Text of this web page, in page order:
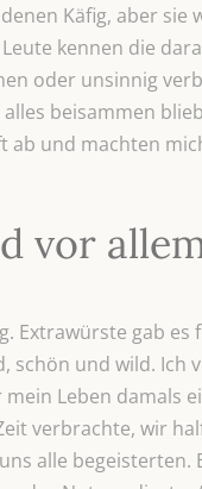
Käfig, aber sie
kennen die
oder unsinnig
beisammen
ab und machten
vor
Extrawürste gab es
schön und wild. Ich
Leben damals
verbrachte, wir
alle begeisterten.